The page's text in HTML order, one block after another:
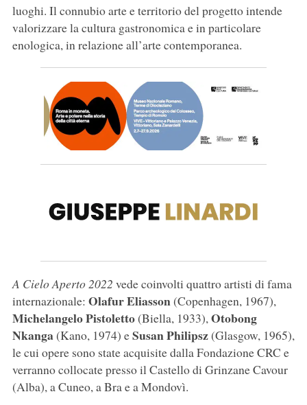
luoghi. Il connubio arte e territorio del progetto intende
valorizzare la cultura gastronomica e in particolare
enologica, in relazione all’arte contemporanea.
A Cielo Aperto 2022 vede coinvolti quattro artisti di fama
internazionale: Olafur Eliasson(Copenhagen, 1967),
Michelangelo Pistoletto(Biella, 1933),Otobong
Nkanga(Kano, 1974) eSusan Philipsz(Glasgow, 1965),
le cui opere sono state acquisite dalla Fondazione CRC e
verranno collocate presso il Castello di Grinzane Cavour
(Alba), a Cuneo, a Bra e a Mondovì.